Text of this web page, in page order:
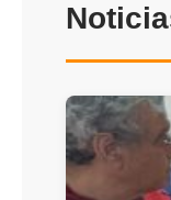
GALERIA DE
APP